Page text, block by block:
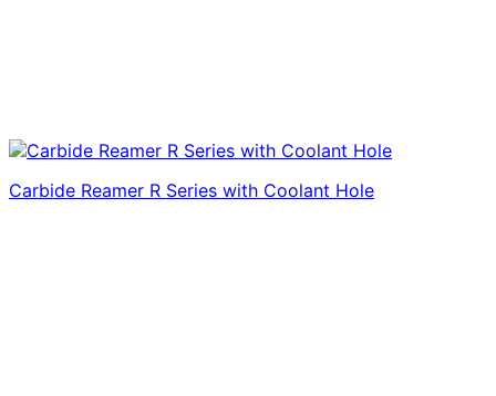
Carbide Reamer R Series with Coolant Hole